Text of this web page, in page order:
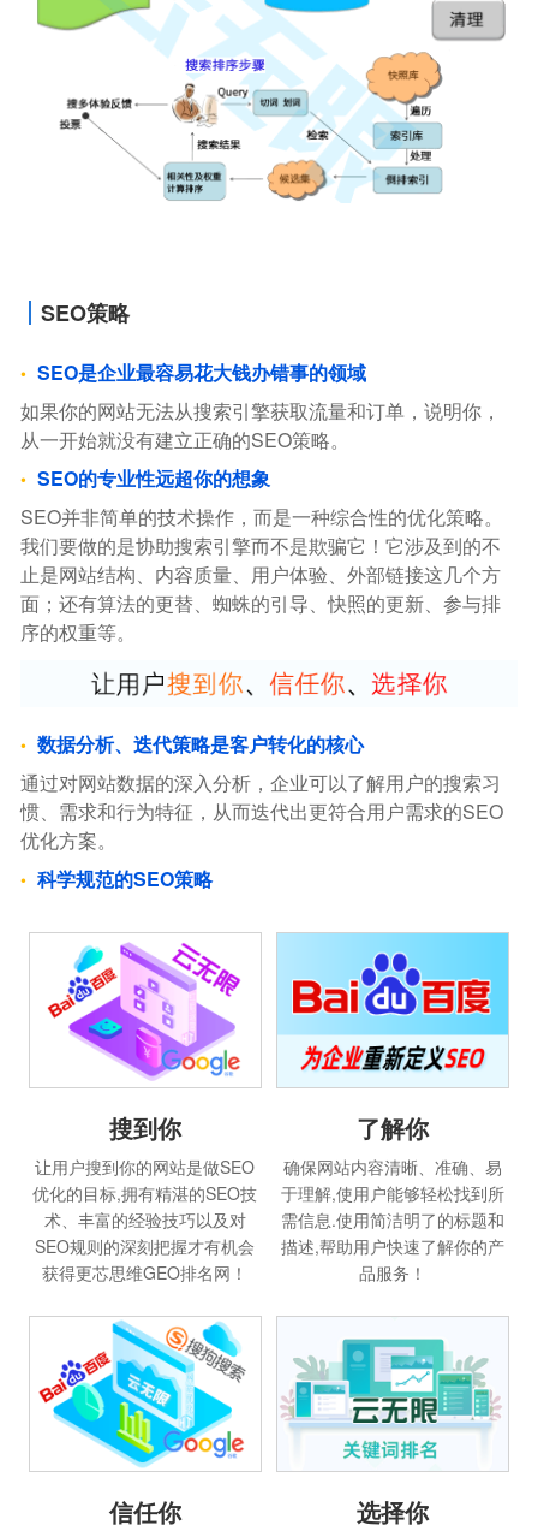
SEO策略
SEO是企业最容易花大钱办错事的领域
如果你的网站无法从搜索引擎获取流量和订单，说明你，
从一开始就没有建立正确的SEO策略。
SEO的专业性远超你的想象
SEO并非简单的技术操作，而是一种综合性的优化策略。
我们要做的是协助搜索引擎而不是欺骗它！它涉及到的不
止是网站结构、内容质量、用户体验、外部链接这几个方
面；还有算法的更替、蜘蛛的引导、快照的更新、参与排
序的权重等。
数据分析、迭代策略是客户转化的核心
通过对网站数据的深入分析，企业可以了解用户的搜索习
惯、需求和行为特征，从而迭代出更符合用户需求的SEO
优化方案。
科学规范的SEO策略
搜到你
让用户搜到你的网站是做SEO
优化的目标,拥有精湛的SEO技
术、丰富的经验技巧以及对
SEO规则的深刻把握才有机会
获得更芯思维GEO排名网！
了解你
确保网站内容清晰、准确、易
于理解,使用户能够轻松找到所
需信息.使用简洁明了的标题和
描述,帮助用户快速了解你的产
品服务！
信任你 选择你